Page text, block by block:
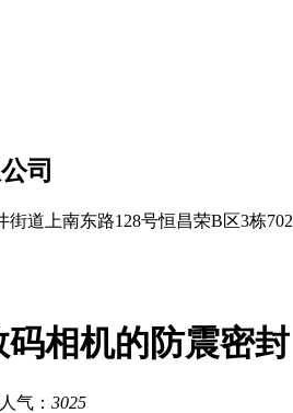
司
道上南东路128号恒昌荣B区3栋702
相机的防震密封
人气： 3025